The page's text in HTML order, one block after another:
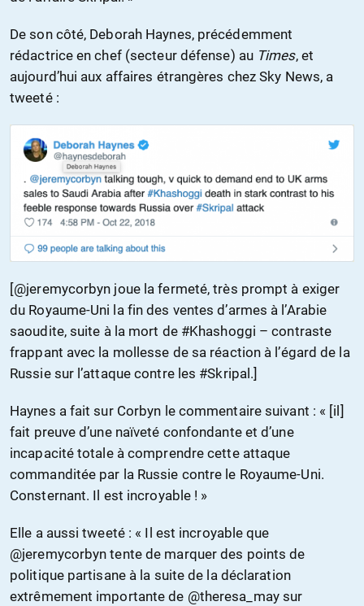
De son côté, Deborah Haynes, précédemment
rédactrice en chef (secteur défense) au Times, et
aujourd’hui aux affaires étrangères chez Sky News, a
tweeté :
[@jeremycorbyn joue la fermeté, très prompt à exiger
du Royaume-Uni la fin des ventes d’armes à l’Arabie
saoudite, suite à la mort de #Khashoggi – contraste
frappant avec la mollesse de sa réaction à l’égard de la
Russie sur l’attaque contre les #Skripal.]
Haynes a fait sur Corbyn le commentaire suivant : « [il]
fait preuve d’une naïveté confondante et d’une
incapacité totale à comprendre cette attaque
commanditée par la Russie contre le Royaume-Uni.
Consternant. Il est incroyable ! »
Elle a aussi tweeté : « Il est incroyable que
@jeremycorbyn tente de marquer des points de
politique partisane à la suite de la déclaration
extrêmement importante de @theresa_may sur